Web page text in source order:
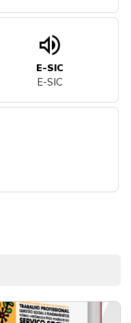
volume_up
E-SIC
E-SIC